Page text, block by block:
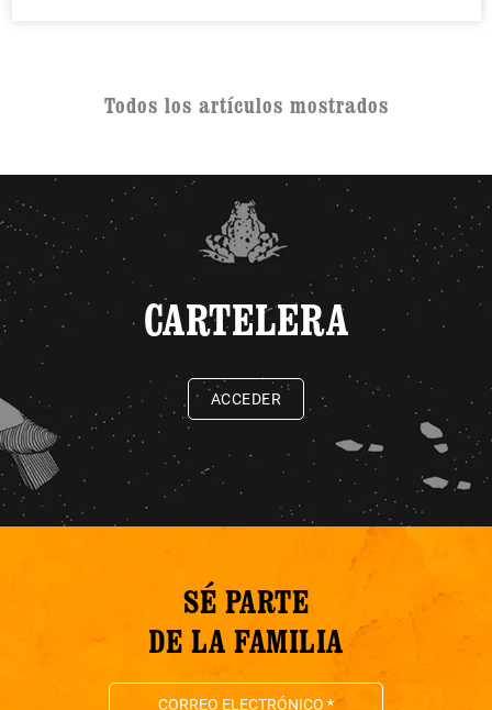
Todos los artículos mostrados
CARTELERA
ACCEDER
SÉ PARTE
DE LA FAMILIA